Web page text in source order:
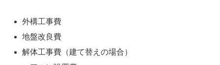
外構工事費
地盤改良費
解体工事費（建て替えの場合）